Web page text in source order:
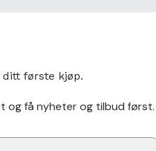
ditt første kjøp.
og få nyheter og tilbud først.